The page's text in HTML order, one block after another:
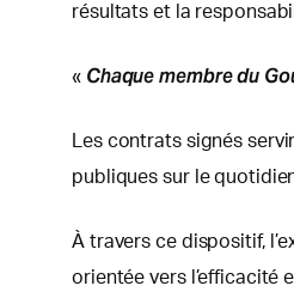
résultats et la
« Chaque membre du
Les contrats signés
publiques sur le
À travers ce dispositif,
orientée vers l’efficacité